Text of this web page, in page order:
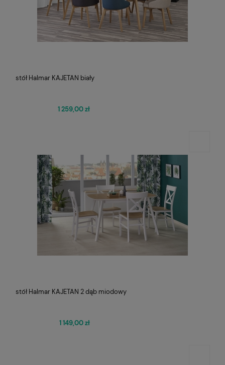
stół Halmar KAJETAN biały
1 259,00 zł
stół Halmar KAJETAN 2 dąb miodowy
1 149,00 zł